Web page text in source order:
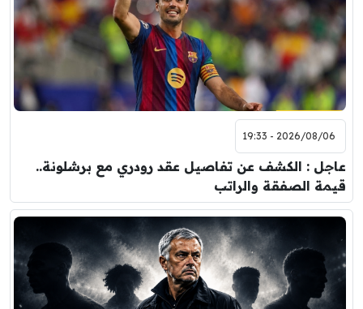
2026/08/06 - 19:33
عاجل : الكشف عن تفاصيل عقد رودري مع برشلونة..
قيمة الصفقة والراتب